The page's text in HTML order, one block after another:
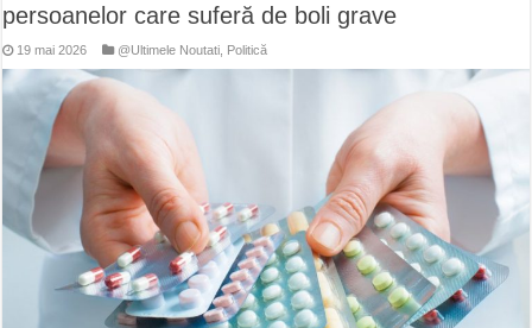
persoanelor care suferă de boli grave
19 mai 2026 @Ultimele Noutati Politică